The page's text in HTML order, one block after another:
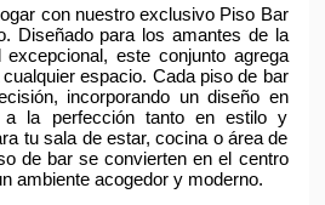
con nuestro exclusivo Piso Bar
Diseñado para los amantes de la
este conjunto agrega
espacio. Cada piso de bar
incorporando un diseño en
a la perfección tanto en estilo y
tu sala de estar, cocina o área de
de bar se convierten en el centro
ambiente acogedor y moderno.